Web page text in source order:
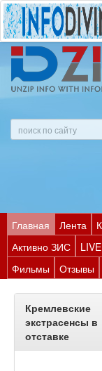
Главная Лента
Активно ЗИС
LIVE
Фильмы
Отзывы
Кремлевские
экстрасенсы в
отставке